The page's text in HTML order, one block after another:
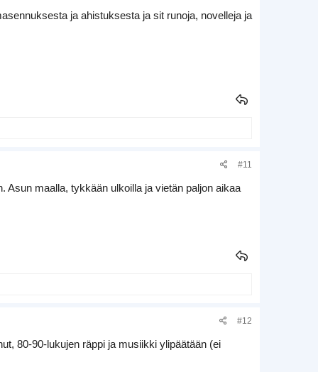
ja ahistuksesta ja sit runoja, novelleja ja
#11
maalla, tykkään ulkoilla ja vietän paljon aikaa
#12
80-90-lukujen räppi ja musiikki ylipäätään (ei